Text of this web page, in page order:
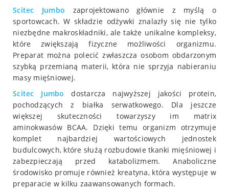
Scitec Jumbo
zaprojektowano głównie z myślą o
sportowcach. W składzie odżywki znalazły się nie tylko
niezbędne makroskładniki, ale także unikalne kompleksy,
które zwiększają fizyczne możliwości organizmu.
Preparat można polecić zwłaszcza osobom obdarzonym
szybką przemianą materii, która nie sprzyja nabieraniu
masy mięśniowej.
Scitec Jumbodostarcza najwyższej jakości protein,
pochodzących z białka serwatkowego. Dla jeszcze
większej skuteczności towarzyszy im matrix
aminokwasów BCAA. Dzięki temu organizm otrzymuje
komplet najbardziej wartościowych jednostek
budulcowych, które służą rozbudowie tkanki mięśniowej i
zabezpieczają przed katabolizmem. Anaboliczne
środowisko promuje również kreatyna, która występuje w
preparacie w kilku zaawansowanych formach.